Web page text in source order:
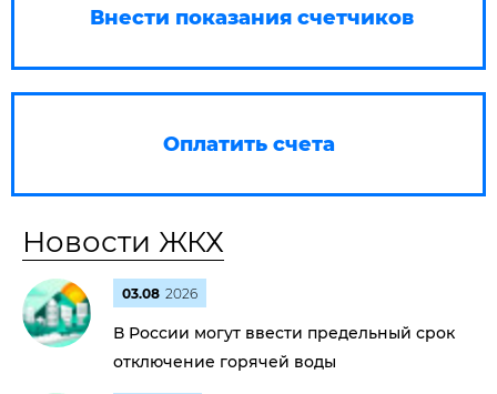
Внести показания счетчиков
Оплатить счета
Новости ЖКХ
03.08 2026
В России могут ввести предельный срок
отключение горячей воды